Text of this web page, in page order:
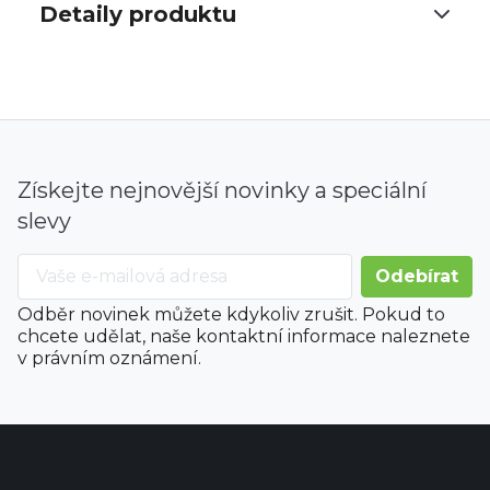
Detaily produktu
Získejte nejnovější novinky a speciální
slevy
Odběr novinek můžete kdykoliv zrušit. Pokud to
chcete udělat, naše kontaktní informace naleznete
v právním oznámení.